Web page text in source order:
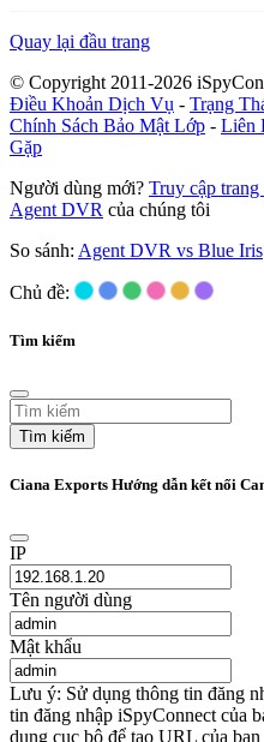
Quay lại đầu trang
© Copyright 2011-2026
Điều Khoản Dịch Vụ - Trạng
Chính Sách Bảo Mật Lớp - Liên
Gặp
Người dùng mới? Truy cập trang
Agent DVR của chúng tôi
So sánh: Agent DVR vs Blue Iris
Chủ đề:
Tìm kiếm
Tìm kiếm
Ciana Exports Hướng dẫn kết nối
IP
Tên người dùng
Mật khẩu
Lưu ý: Sử dụng thông tin đăng
tin đăng nhập iSpyConnect của
dụng cục bộ để tạo URL của